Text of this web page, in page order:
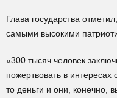
Глава государства
самыми высокими
«300 тысяч человек
пожертвовать в
то деньги и они, конечно,